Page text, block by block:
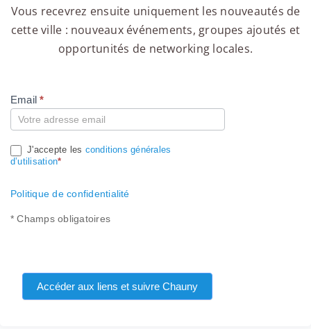
Vous recevrez ensuite uniquement les nouveautés de
cette ville : nouveaux événements, groupes ajoutés et
opportunités de networking locales.
Compte
Email*
J'accepte les conditions générales
d’utilisation*
Politique de confidentialité
* Champs obligatoires
Accéder aux liens et suivre Chauny